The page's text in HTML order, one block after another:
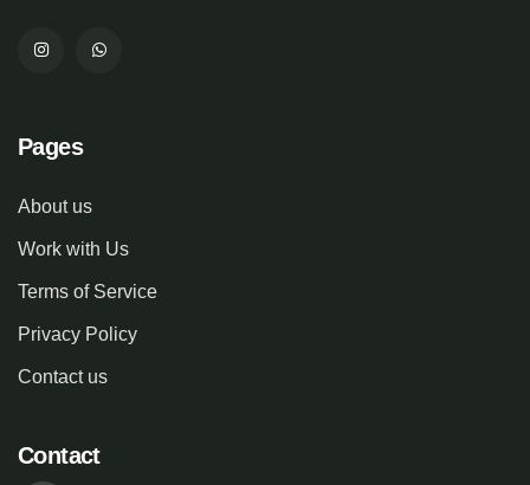
Pages
About us
Work with Us
Terms of Service
Privacy Policy
Contact us
Contact